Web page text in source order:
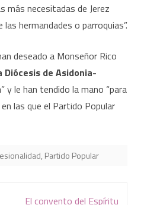
más necesitadas de Jerez
las hermandades o parroquias”.
deseado a Monseñor Rico
de Asidonia-
y le han tendido la mano “para
las que el Partido Popular
, Partido Popular
El convento del Espíritu